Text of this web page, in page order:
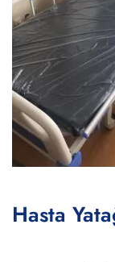
Hasta